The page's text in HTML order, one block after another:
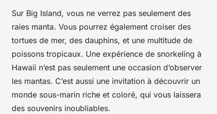
Sur Big Island, vous ne verrez pas seulement des
raies manta. Vous pourrez également croiser des
tortues de mer, des dauphins, et une multitude de
poissons tropicaux. Une expérience de snorkeling à
Hawaii n’est pas seulement une occasion d’observer
les mantas. C’est aussi une invitation à découvrir un
monde sous-marin riche et coloré, qui vous laissera
des souvenirs inoubliables.